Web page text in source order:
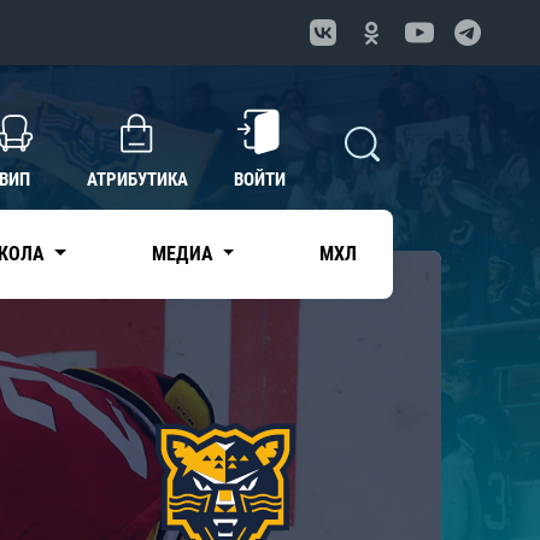
ВИП АТРИБУТИКА ВОЙТИ
МЕДИА МХЛ